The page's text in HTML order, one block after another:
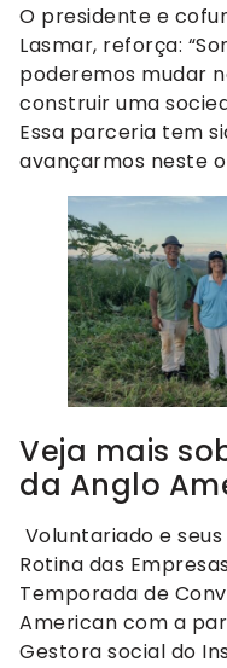
O presidente e
Lasmar, reforça:
poderemos mudar
construir uma
Essa parceria tem
avançarmos neste
Veja mais
da Anglo
Voluntariado e seus
Rotina das
Temporada de
American com a
Gestora social do